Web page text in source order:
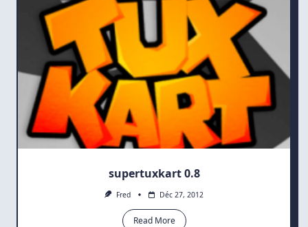
supertuxkart 0.8
Fred Déc 27, 2012
Read More